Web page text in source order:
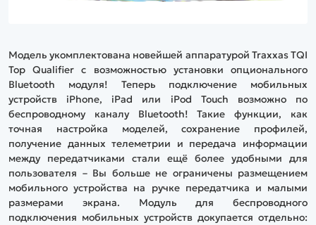
Модель укомплектована новейшей аппаратурой Traxxas TQI
Top Qualifier с возможностью установки опционального
Bluetooth модуля! Теперь подключение мобильных
устройств iPhone, iPad или iPod Touch возможно по
беспроводному каналу Bluetooth! Такие функции, как
точная настройка моделей, сохранение профилей,
получение данных телеметрии и передача информации
между передатчиками стали ещё более удобными для
пользователя – Вы больше не ограничены размещением
мобильного устройства на ручке передатчика и малыми
размерами экрана. Модуль для беспроводного
подключения мобильных устройств докупается отдельно: